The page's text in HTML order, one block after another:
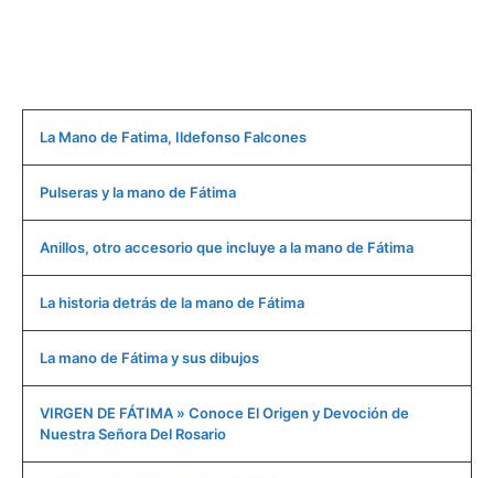
La Mano de Fatima, Ildefonso Falcones
Pulseras y la mano de Fátima
Anillos, otro accesorio que incluye a la mano de Fátima
La historia detrás de la mano de Fátima
La mano de Fátima y sus dibujos
VIRGEN DE FÁTIMA » Conoce El Origen y Devoción de
Nuestra Señora Del Rosario